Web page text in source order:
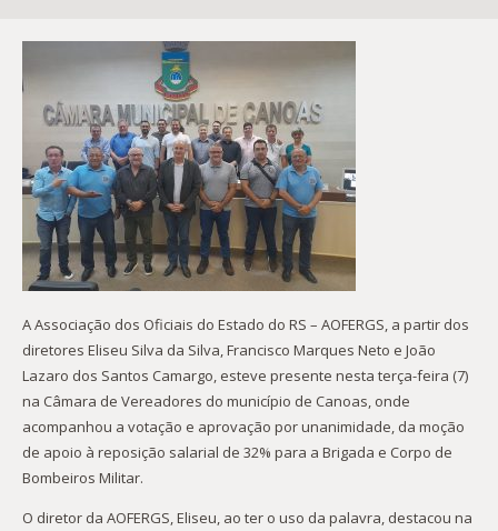
A Associação dos Oficiais do Estado do RS – AOFERGS, a partir dos
diretores Eliseu Silva da Silva, Francisco Marques Neto e João
Lazaro dos Santos Camargo, esteve presente nesta terça-feira (7)
na Câmara de Vereadores do município de Canoas, onde
acompanhou a votação e aprovação por unanimidade, da moção
de apoio à reposição salarial de 32% para a Brigada e Corpo de
Bombeiros Militar.
O diretor da AOFERGS, Eliseu, ao ter o uso da palavra, destacou na